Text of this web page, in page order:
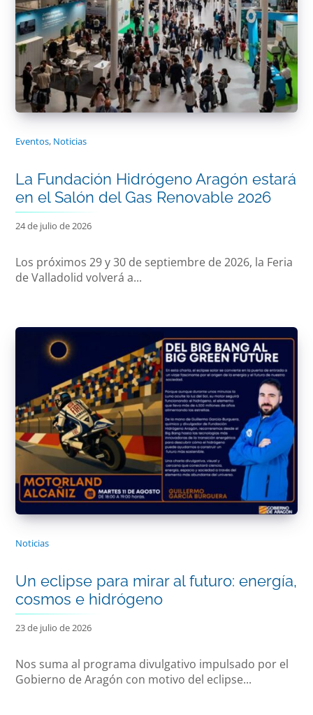
Eventos, Noticias
La Fundación Hidrógeno Aragón estará
en el Salón del Gas Renovable 2026
24 de julio de 2026
Los próximos 29 y 30 de septiembre de 2026, la Feria
de Valladolid volverá a...
Noticias
Un eclipse para mirar al futuro: energía,
cosmos e hidrógeno
23 de julio de 2026
Nos suma al programa divulgativo impulsado por el
Gobierno de Aragón con motivo del eclipse...